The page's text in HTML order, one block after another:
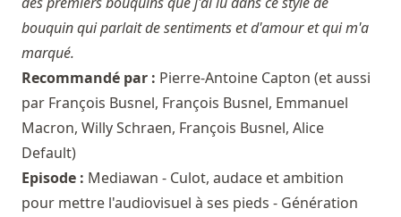
bouquin qui parlait de sentiments et d'amour et qui m'a
marqué.
Recommandé par : Pierre-Antoine Capton (et aussi
par François Busnel, François Busnel, Emmanuel
Macron, Willy Schraen, François Busnel, Alice
Default)
Episode : Mediawan - Culot, audace et ambition
pour mettre l'audiovisuel à ses pieds - Génération